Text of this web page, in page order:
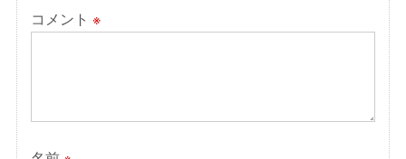
コメント ※